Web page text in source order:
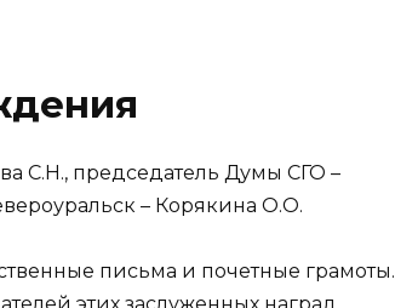
С.Н., председатель Думы СГО –
– Корякина О.О.
письма и почетные грамоты.